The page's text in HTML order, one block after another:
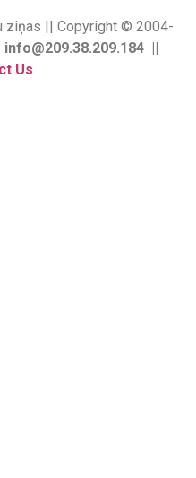
ziņas || Copyright © 2004-
info@209.38.209.184 ||
Us